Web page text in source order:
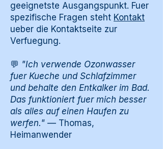
geeignetste Ausgangspunkt. Fuer
spezifische Fragen steht Kontakt
ueber die Kontaktseite zur
Verfuegung.
💬 "Ich verwende Ozonwasser
fuer Kueche und Schlafzimmer
und behalte den Entkalker im Bad.
Das funktioniert fuer mich besser
als alles auf einen Haufen zu
werfen." — Thomas,
Heimanwender